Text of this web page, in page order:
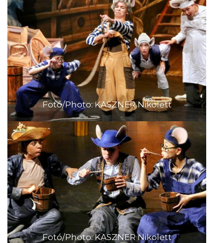
Fotó/Photo: KASZNER Nikolett
Fotó/Photo: KASZNER Nikolett